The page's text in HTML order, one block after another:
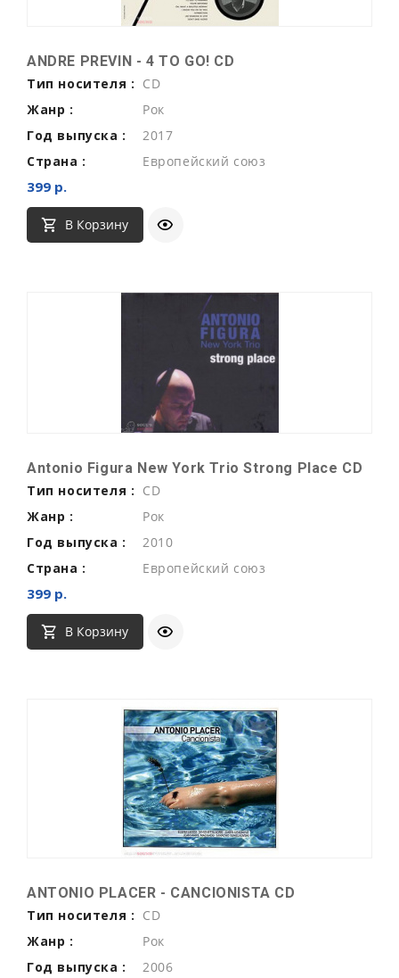
ANDRE PREVIN - 4 TO GO! CD
Тип носителя : CD
Жанр :
Рок
Год выпуска :
2017
Страна :
Европейский союз
399 р.
В Корзину
Antonio Figura New York Trio Strong Place CD
Тип носителя : CD
Жанр :
Рок
Год выпуска :
2010
Страна :
Европейский союз
399 р.
В Корзину
ANTONIO PLACER - CANCIONISTA CD
Тип носителя : CD
Жанр :
Рок
Год выпуска :
2006